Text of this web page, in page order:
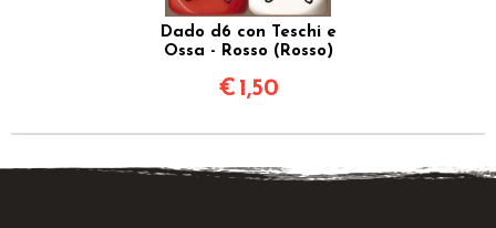
Dado d6 con Teschi e
Ossa - Rosso (Rosso)
€ 1,50